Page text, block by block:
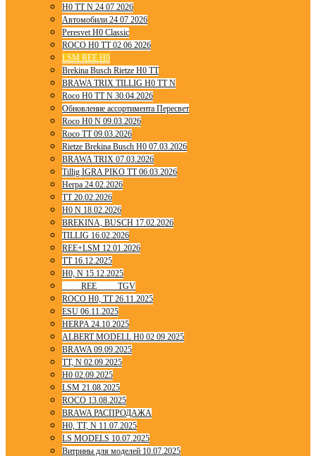
H0 TT N 24 07 2026
Автомобили 24 07 2026
Peresvet H0 Classic
ROCO H0 TT 02 06 2026
LSM REE H0
Brekina Busch Rietze H0 TT
BRAWA TRIX TILLIG H0 TT N
Roco H0 TT N 30.04.2026
Обновление ассортимента Пересвет
Roco H0 N 09.03.2026
Roco TT 09.03.2026
Rietze Brekina Busch H0 07.03.2026
BRAWA TRIX 07.03.2026
Tillig IGRA PIKO TT 06.03.2026
Herpa 24.02.2026
TT 20.02.2026
H0 N 18.02.2026
BREKINA, BUSCH 17.02.2026
TILLIG 16.02.2026
REE+LSM 12.01.2026
TT 16.12.2025
H0, N 15.12.2025
____ REE ____ TGV
ROCO H0, TT 26.11.2025
ESU 06.11.2025
HERPA 24.10.2025
ALBERT MODELL H0 02 09 2025
BRAWA 09.09.2025
TT, N 02.09.2025
H0 02.09.2025
LSM 21.08.2025
ROCO 13.08.2025
BRAWA РАСПРОДАЖА
H0, TT, N 11.07.2025
LS MODELS 10.07.2025
Витрины для моделей 10.07.2025